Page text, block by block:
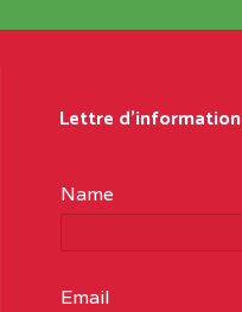
Lettre d'information
Name
Email